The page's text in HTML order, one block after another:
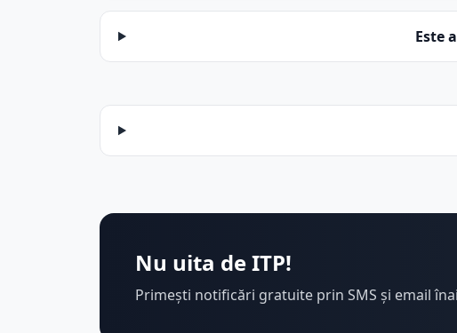
Este
Nu uita de ITP!
Primești notificări gratuite prin SMS și email